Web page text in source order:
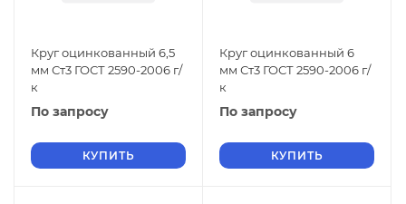
Круг оцинкованный 6,5
мм Ст3 ГОСТ 2590-2006 г/
к
По запросу
КУПИТЬ
Круг оцинкованный 6
мм Ст3 ГОСТ 2590-2006 г/
к
По запросу
КУПИТЬ